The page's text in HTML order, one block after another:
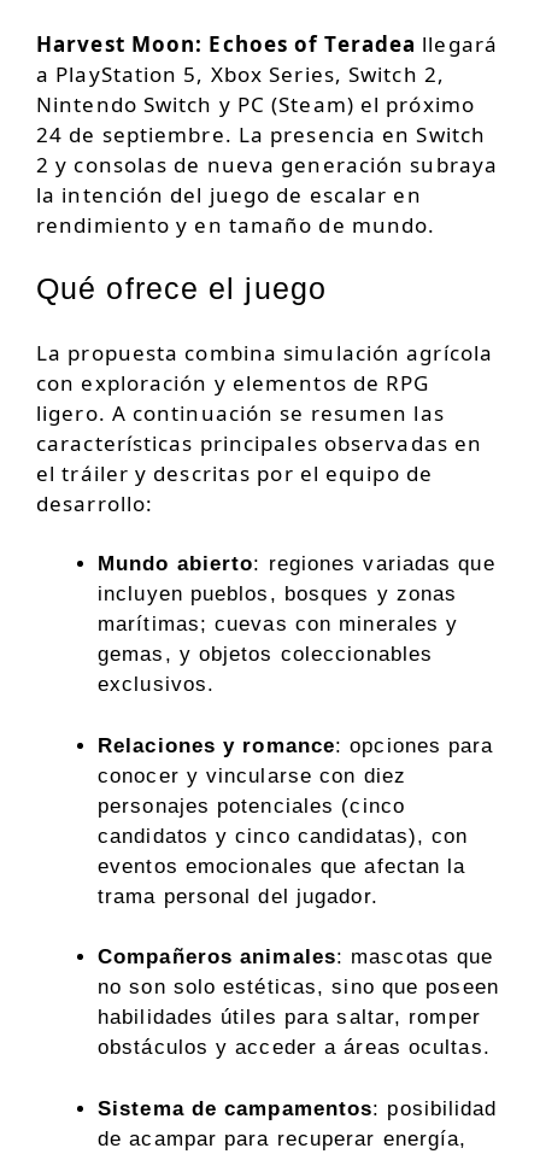
Harvest Moon: Echoes of Teradea llegará
a PlayStation 5, Xbox Series, Switch 2,
Nintendo Switch y PC (Steam) el próximo
24 de septiembre. La presencia en Switch
2 y consolas de nueva generación subraya
la intención del juego de escalar en
rendimiento y en tamaño de mundo.
Qué ofrece el juego
La propuesta combina simulación agrícola
con exploración y elementos de RPG
ligero. A continuación se resumen las
características principales observadas en
el tráiler y descritas por el equipo de
desarrollo:
Mundo abierto: regiones variadas que
incluyen pueblos, bosques y zonas
marítimas; cuevas con minerales y
gemas, y objetos coleccionables
exclusivos.
Relaciones y romance: opciones para
conocer y vincularse con diez
personajes potenciales (cinco
candidatos y cinco candidatas), con
eventos emocionales que afectan la
trama personal del jugador.
Compañeros animales: mascotas que
no son solo estéticas, sino que poseen
habilidades útiles para saltar, romper
obstáculos y acceder a áreas ocultas.
Sistema de campamentos: posibilidad
de acampar para recuperar energía,